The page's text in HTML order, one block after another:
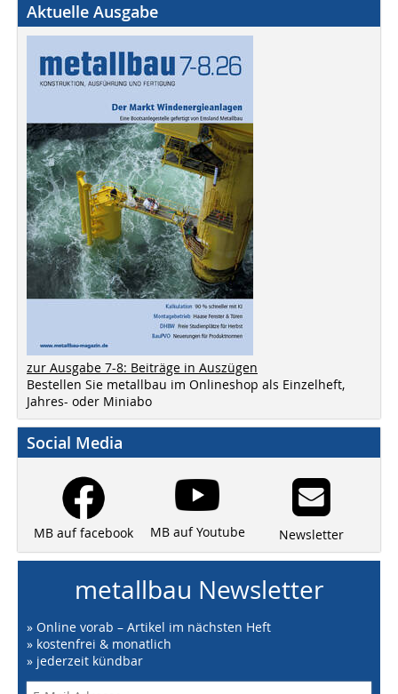
Aktuelle Ausgabe
zur Ausgabe 7-8: Beiträge in Auszügen
Bestellen Sie metallbau im Onlineshop als Einzelheft,
Jahres- oder Miniabo
Social Media
MB auf facebook MB auf Youtube Newsletter
metallbau Newsletter
» Online vorab – Artikel im nächsten Heft
» kostenfrei & monatlich
» jederzeit kündbar